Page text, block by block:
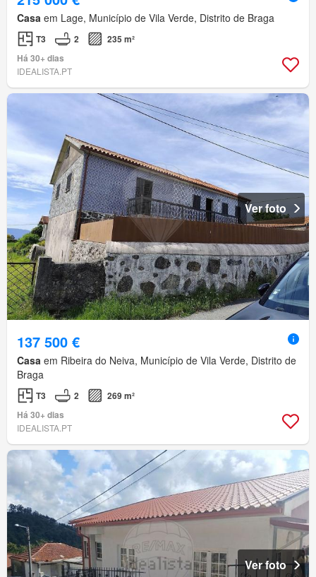
Casa em Lage, Município de Vila Verde, Distrito de Braga
T3 2
235 m²
Há 30+ dias
IDEALISTA.PT
Ver foto
137 500 €
Casa em Ribeira do Neiva, Município de Vila Verde, Distrito de
Braga
T3 2
269 m²
Há 30+ dias
IDEALISTA.PT
Ver foto